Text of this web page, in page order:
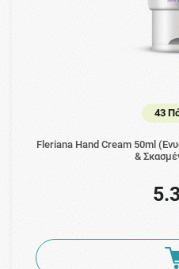
43
Fleriana Hand Cream 50ml
&